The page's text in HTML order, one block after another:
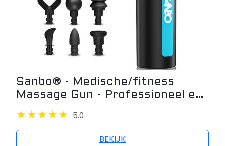
Sanbo® - Medische/fitness
Massage Gun - Professioneel en
Krachtig - Inclusief App
5.0
BEKIJK